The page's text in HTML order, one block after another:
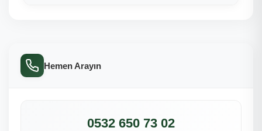
Hemen Arayın
0532 650 73 02